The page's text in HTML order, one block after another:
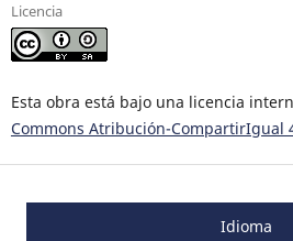
Licencia
Esta obra está bajo una licencia
Commons Atribución-CompartirIgual
Idioma